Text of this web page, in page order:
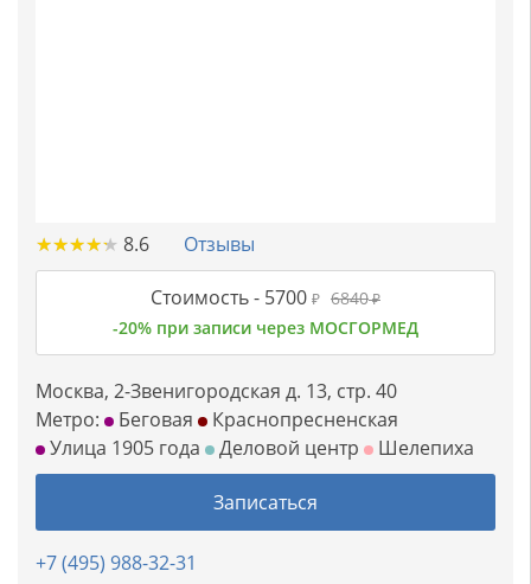
★★★★★
★★★★★ 8.6 Отзывы
Стоимость - 5700 ₽ 6840₽
-20% при записи через МОСГОРМЕД
Москва, 2-Звенигородская д. 13, стр. 40
Метро:
Беговая
Краснопресненская
Улица 1905 года
Деловой центр Шелепиха
Записаться
+7 (495) 988-32-31